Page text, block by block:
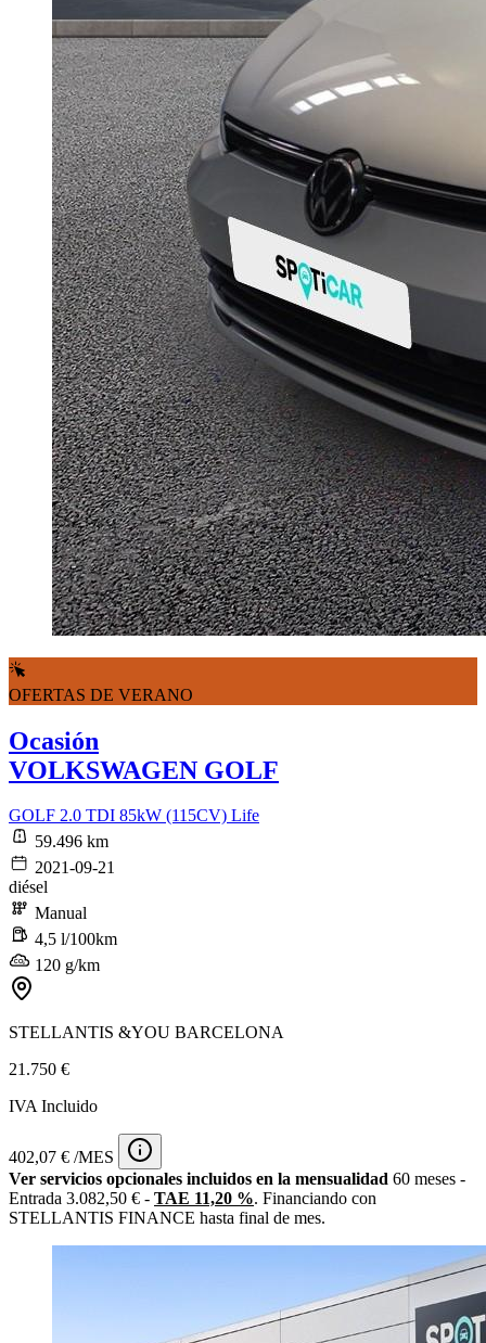
OFERTAS DE VERANO
Ocasión
VOLKSWAGEN GOLF
GOLF 2.0 TDI 85kW (115CV) Life
59.496 km
2021-09-21
diésel
Manual
4,5 l/100km
120 g/km
STELLANTIS &YOU BARCELONA
21.750 €
IVA Incluido
402,07 € /MES
Ver servicios opcionales incluidos en la mensualidad 60 meses -
Entrada 3.082,50 € - TAE 11,20 %. Financiando con
STELLANTIS FINANCE hasta final de mes.